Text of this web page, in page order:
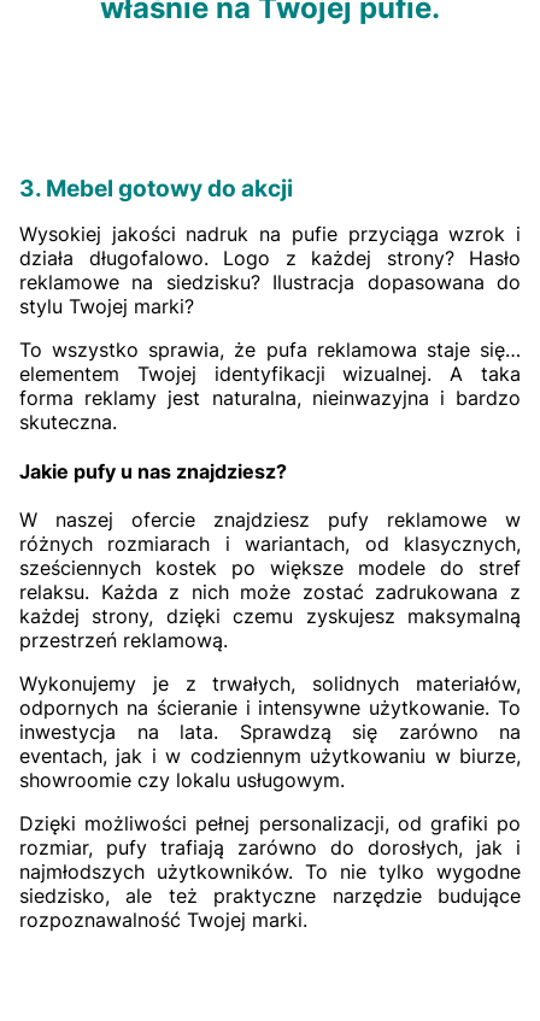
właśnie na Twojej pufie.
3. Mebel gotowy do akcji
Wysokiej jakości nadruk na pufie przyciąga wzrok i
działa długofalowo. Logo z każdej strony? Hasło
reklamowe na siedzisku? Ilustracja dopasowana do
stylu Twojej marki?
To wszystko sprawia, że pufa reklamowa staje się…
elementem Twojej identyfikacji wizualnej. A taka
forma reklamy jest naturalna, nieinwazyjna i bardzo
skuteczna.
Jakie pufy u nas znajdziesz?
W naszej ofercie znajdziesz pufy reklamowe w
różnych rozmiarach i wariantach, od klasycznych,
sześciennych kostek po większe modele do stref
relaksu. Każda z nich może zostać zadrukowana z
każdej strony, dzięki czemu zyskujesz maksymalną
przestrzeń reklamową.
Wykonujemy je z trwałych, solidnych materiałów,
odpornych na ścieranie i intensywne użytkowanie. To
inwestycja na lata. Sprawdzą się zarówno na
eventach, jak i w codziennym użytkowaniu w biurze,
showroomie czy lokalu usługowym.
Dzięki możliwości pełnej personalizacji, od grafiki po
rozmiar, pufy trafiają zarówno do dorosłych, jak i
najmłodszych użytkowników. To nie tylko wygodne
siedzisko, ale też praktyczne narzędzie budujące
rozpoznawalność Twojej marki.